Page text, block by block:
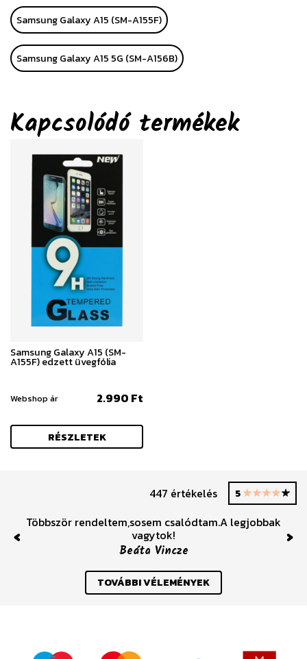
Samsung Galaxy A15 (SM-A155F)
Samsung Galaxy A15 5G (SM-A156B)
Kapcsolódó termékek
Samsung Galaxy A15 (SM-
A155F) edzett üvegfólia
Webshop ár 2.990 Ft
RÉSZLETEK
447 értékelés 5
Többször rendeltem,sosem csalódtam.A legjobbak
vagytok!
Beáta Vincze
Previous
TOVÁBBI VÉLEMÉNYEK